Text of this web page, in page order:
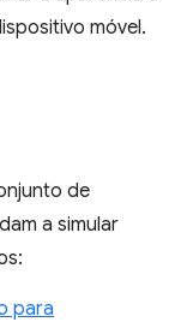
móvel.
de
a simular
para